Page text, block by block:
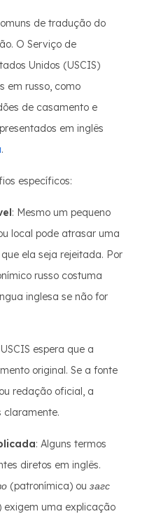
de tradução do
O Serviço de
Unidos (USCIS)
em russo, como
de casamento e
em inglês
.
específicos:
: Mesmo um pequeno
local pode atrasar uma
ela seja rejeitada. Por
russo costuma
inglesa se não for
espera que a
original. Se a fonte
redação oficial, a
claramente.
: Alguns termos
diretos em inglês.
(patronímica) ou загс
exigem uma explicação